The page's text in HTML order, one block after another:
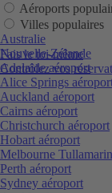
Fais le toi-même
Contrôlez vos
Aéroports
Villes populaires
Australie
Nouvelle-Zélande
Adelaide aéroport
Alice Springs
Auckland aéroport
Cairns aéroport
Christchurch aéroport
Hobart aéroport
Melbourne
Perth aéroport
Sydney aéroport